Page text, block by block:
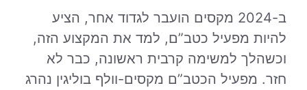
ב-2024 מקסים הועבר לגדוד אחר, הציע
להיות מפעיל כטב”ם, למד את המקצוע הזה,
וכשהלך למשימה קרבית ראשונה, כבר לא
חזר. מפעיל הכטב”ם מקסים-וולף בוליגין נהרג